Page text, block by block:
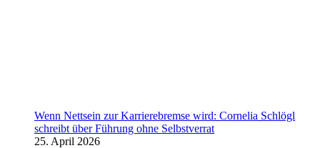
Wenn Nettsein zur Karrierebremse wird: Cornelia Schlögl
schreibt über Führung ohne Selbstverrat
25. April 2026